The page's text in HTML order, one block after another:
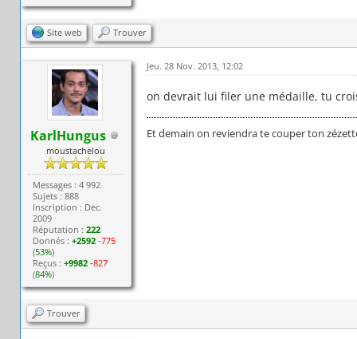
Site web Trouver
KarlHungus
moustachelou
Messages : 4 992
Sujets : 888
Inscription : Dec.
2009
Réputation :222
Donnés :+2592 -775
(53%)
Reçus :+9982 -827
(84%)
Jeu. 28 Nov. 2013, 12:02
on devrait lui filer une médaille, tu
Et demain on reviendra te couper ton
Trouver